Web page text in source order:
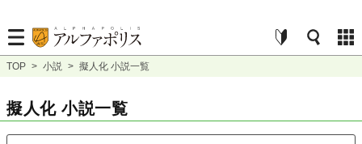
TOP > 小説 > 擬人化 小説一覧
擬人化 小説一覧